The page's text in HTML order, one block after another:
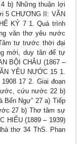
b) Những thuận lợi
5 CHƯƠNG II: VĂN
KỶ 7 1. Quá trình
văn thơ yêu nước
tư trước thời đại
mới, duy tân để tự
BỘI CHÂU (1867 –
YÊU NƯỚC 15 1.
17 2. Giai đoạn
cứu nước 22 b)
Bến Ngự” 27 a) Tiếp
27 b) Thơ tâm sự
HIẾU (1889 – 1939)
thơ 34 ThS. Phan